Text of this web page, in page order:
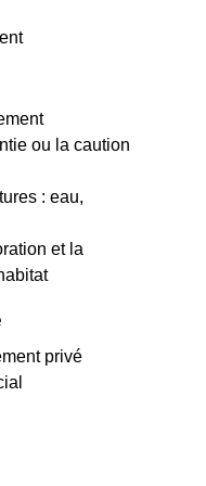
ou la caution
: eau,
et la
privé